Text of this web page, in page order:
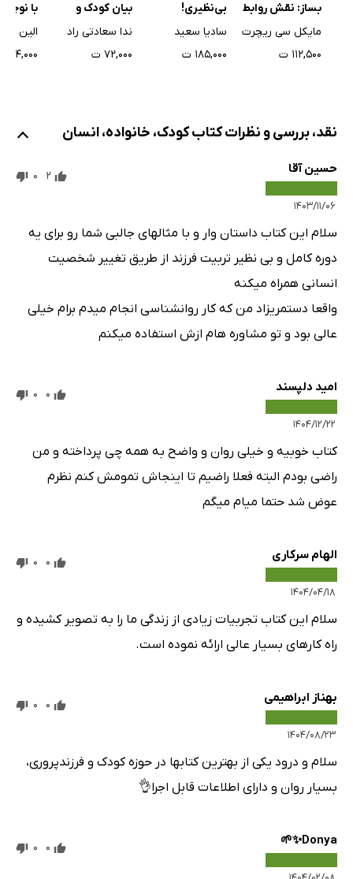
بساز: نقش روابط
صمیمانه در تربیت
مایکل سی ریچرت
۱۱۲,۵۰۰ ت
بی‌نظیری!
سادیا سعید
۱۸۵,۰۰۰ ت
بیان کودک و
نوجوان: چگونه
داشته باشیم؟
ندا سعادتی راد
۷۲,۰۰۰ ت
با
کنیم
دهیم
الین
۵۴,۰۰۰ ت
نقد، بررسی و نظرات کتاب کودک، خانواده، انسان
حسین آقا
۱۴۰۳/۱۱/۰۶
2
0
سلام این کتاب داستان وار و با مثالهای جالبی شما رو برای یه
دوره کامل و بی نظیر تربیت فرزند از طریق تغییر شخصیت
انسانی همراه میکنه
واقعا دستمریزاد من که کار روانشناسی انجام میدم برام خیلی
عالی بود و تو مشاوره هام ازش استفاده میکنم
امید دلپسند
۱۴۰۴/۱۲/۲۲
0
0
کتاب خوبیه و خیلی روان و واضح به همه چی پرداخته و من
راضی بودم البته فعلا راضیم تا اینجاش تمومش کنم نظرم
عوض شد حتما میام میگم
الهام سرکاری
۱۴۰۴/۰۴/۱۸
0
0
سلام این کتاب تجربیات زیادی از زندگی ما را به تصویر کشیده و
راه کارهای بسیار عالی ارائه نموده است.
بهناز ابراهیمی
۱۴۰۴/۰۸/۲۳
0
0
سلام و درود یکی از بهترین کتابها در حوزه کودک و فرزندپروری،
بسیار روان و دارای اطلاعات قابل اجرا👌
Donya✨🌱
0
0